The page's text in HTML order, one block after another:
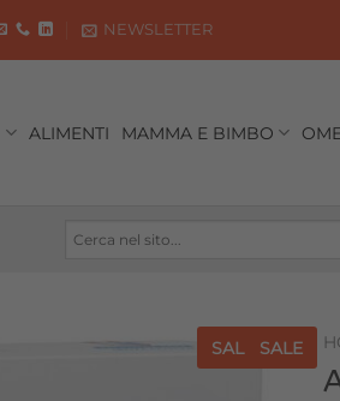
NEWSLETTER
ALIMENTI MAMMA E BIMBO
SALE SALE